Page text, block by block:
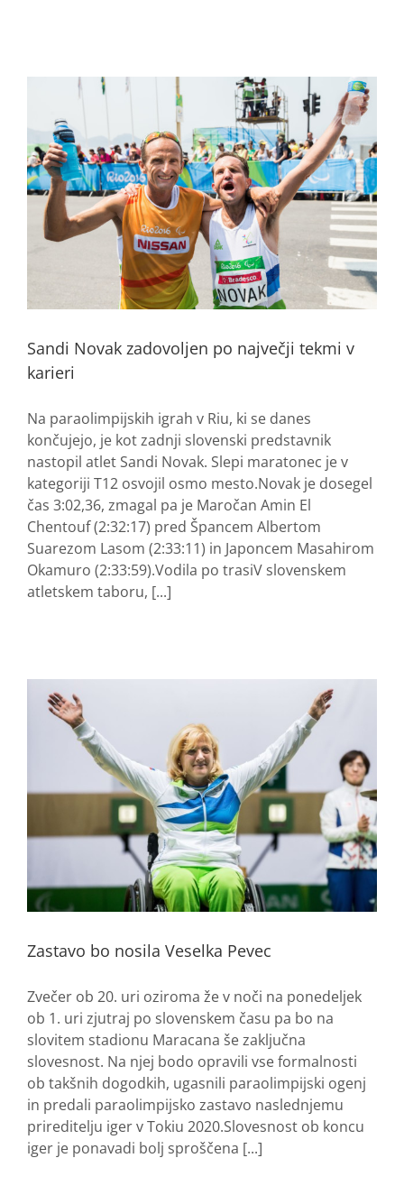
Sandi Novak zadovoljen po največji tekmi v
karieri
Na paraolimpijskih igrah v Riu, ki se danes
končujejo, je kot zadnji slovenski predstavnik
nastopil atlet Sandi Novak. Slepi maratonec je v
kategoriji T12 osvojil osmo mesto.Novak je dosegel
čas 3:02,36, zmagal pa je Maročan Amin El
Chentouf (2:32:17) pred Špancem Albertom
Suarezom Lasom (2:33:11) in Japoncem Masahirom
Okamuro (2:33:59).Vodila po trasiV slovenskem
atletskem taboru, [...]
Zastavo bo nosila Veselka Pevec
Zvečer ob 20. uri oziroma že v noči na ponedeljek
ob 1. uri zjutraj po slovenskem času pa bo na
slovitem stadionu Maracana še zaključna
slovesnost. Na njej bodo opravili vse formalnosti
ob takšnih dogodkih, ugasnili paraolimpijski ogenj
in predali paraolimpijsko zastavo naslednjemu
prireditelju iger v Tokiu 2020.Slovesnost ob koncu
iger je ponavadi bolj sproščena [...]